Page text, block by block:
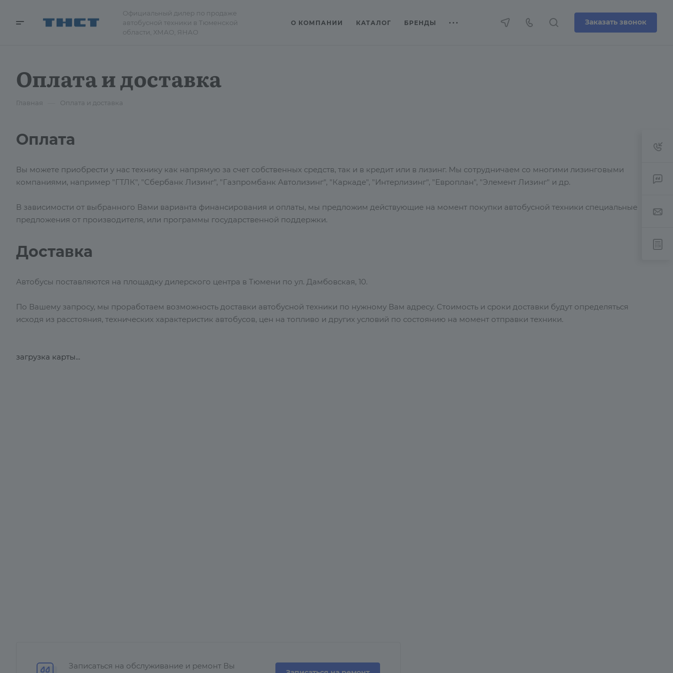
Официальный дилер по продаже
автобусной техники в Тюменской
области, ХМАО, ЯНАО
О КОМПАНИИ КАТАЛОГ БРЕНДЫ Заказать звонок
Оплата и доставка
Главная Оплата и доставка
Оплата
Вы можете приобрести у нас технику как напрямую за счет собственных средств, так и в кредит или в лизинг. Мы сотрудничаем со многими лизинговыми
компаниями, например "ГТЛК", "Сбербанк Лизинг", "Газпромбанк Автолизинг", "Каркаде", "Интерлизинг", "Европлан", "Элемент Лизинг" и др.
В зависимости от выбранного Вами варианта финансирования и оплаты, мы предложим действующие на момент покупки автобусной техники специальные
предложения от производителя, или программы государственной поддержки.
Доставка
Автобусы поставляются на площадку дилерского центра в Тюмени по ул. Дамбовская, 10.
По Вашему запросу, мы проработаем возможность доставки автобусной техники по нужному Вам адресу. Стоимость и сроки доставки будут определяться
исходя из расстояния, технических характеристик автобусов, цен на топливо и других условий по состоянию на момент отправки техники.
загрузка карты...
Записаться на обслуживание и ремонт Вы